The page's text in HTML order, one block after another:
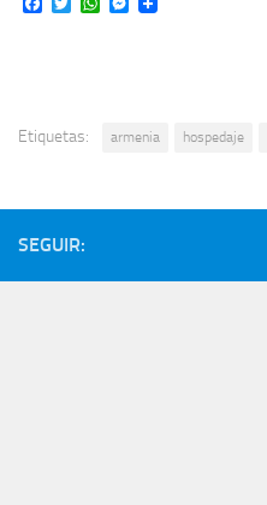
Etiquetas: armenia hospedaje
SEGUIR: